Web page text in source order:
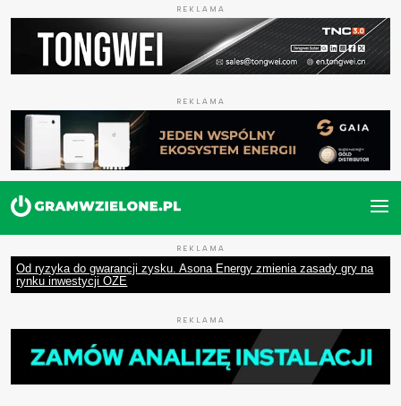
REKLAMA
REKLAMA
REKLAMA
Od ryzyka do gwarancji zysku. Asona Energy zmienia zasady gry na
rynku inwestycji OZE
REKLAMA